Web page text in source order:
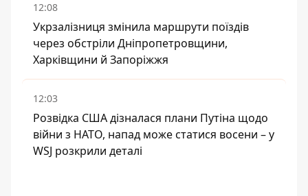
12:08
Укрзалізниця змінила маршрути поїздів
через обстріли Дніпропетровщини,
Харківщини й Запоріжжя
12:03
Розвідка США дізналася плани Путіна щодо
війни з НАТО, напад може статися восени – у
WSJ розкрили деталі